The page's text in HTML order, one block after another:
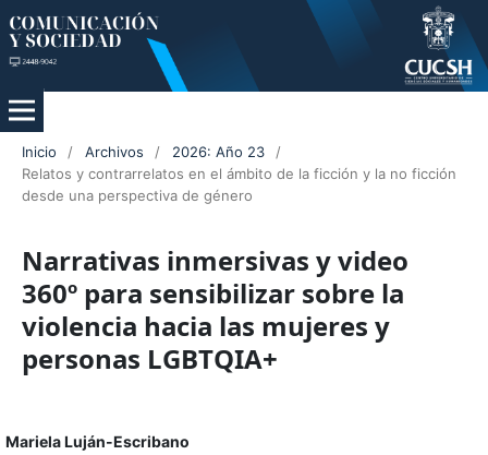
Inicio / Archivos / 2026: Año 23
/
Relatos y contrarrelatos en el ámbito de la ficción y la no ficción
desde una perspectiva de género
Narrativas inmersivas y video
360º para sensibilizar sobre la
violencia hacia las mujeres y
personas LGBTQIA+
Mariela Luján-Escribano